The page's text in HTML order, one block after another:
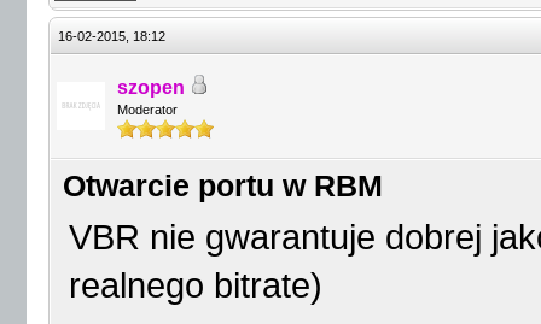
16-02-2015, 18:12
szopen
Moderator
Otwarcie portu w RBM
VBR nie gwarantuje dobrej
realnego bitrate)